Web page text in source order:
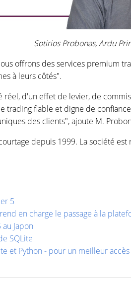
Sotirios Probonas, Ardu
offrons des services premium
à leurs côtés".
d'un effet de levier, de
fiable et digne de
des clients", ajoute M.
depuis 1999. La société
5
en charge le passage à la
Japon
SQLite
et Python - pour un meilleur